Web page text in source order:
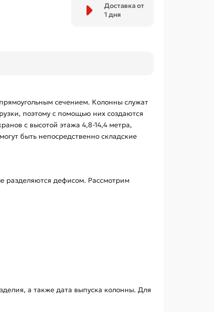
Доставка от
1 дня
сечением. Колонны служат
поэтому с помощью них создаются
с высотой этажа 4,8-14,4 метра,
быть непосредственно складские
разделяются дефисом. Рассмотрим
а также дата выпуска колонны. Для